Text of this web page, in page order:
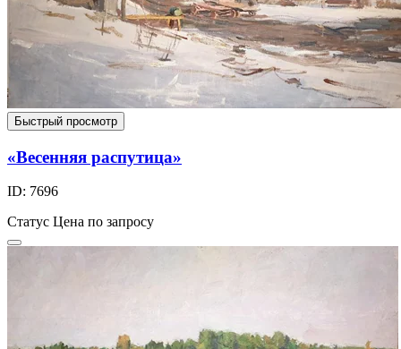
Быстрый просмотр
«Весенняя распутица»
ID: 7696
Статус Цена по запросу